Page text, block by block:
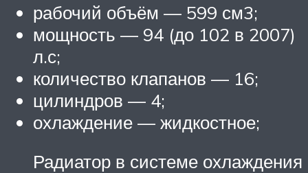
рабочий объём — 599 см3;
мощность — 94 (до 102 в 2007)
л.с;
количество клапанов — 16;
цилиндров — 4;
охлаждение — жидкостное;
Радиатор в системе охлаждения